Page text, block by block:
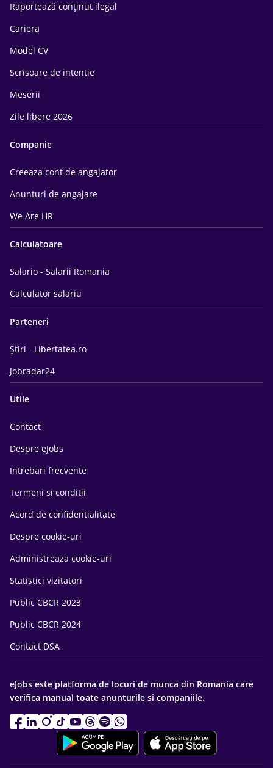
Raportează conținut ilegal
Cariera
Model CV
Scrisoare de intentie
Meserii
Zile libere 2026
Companie
Creeaza cont de angajator
Anunturi de angajare
We Are HR
Calculatoare
Salario - Salarii Romania
Calculator salariu
Parteneri
Știri - Libertatea.ro
Jobradar24
Utile
Contact
Despre eJobs
Intrebari frecvente
Termeni si conditii
Acord de confidentialitate
Despre cookie-uri
Administreaza cookie-uri
Statistici vizitatori
Public CBCR 2023
Public CBCR 2024
Contact DSA
eJobs este platforma de locuri de munca din Romania care
verifica manual toate anunturile si companiile.